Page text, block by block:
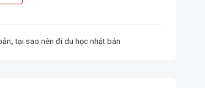
,tại sao nên đi du học nhật bản